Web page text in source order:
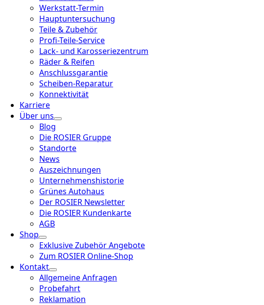
Werkstatt-Termin
Hauptuntersuchung
Teile & Zubehör
Profi-Teile-Service
Lack- und Karosseriezentrum
Räder & Reifen
Anschlussgarantie
Scheiben-Reparatur
Konnektivität
Karriere
Über uns
Blog
Die ROSIER Gruppe
Standorte
News
Auszeichnungen
Unternehmenshistorie
Grünes Autohaus
Der ROSIER Newsletter
Die ROSIER Kundenkarte
AGB
Shop
Exklusive Zubehör Angebote
Zum ROSIER Online-Shop
Kontakt
Allgemeine Anfragen
Probefahrt
Reklamation